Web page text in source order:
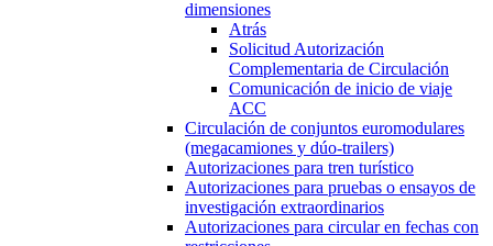
dimensiones
Atrás
Solicitud Autorización
Complementaria de Circulación
Comunicación de inicio de viaje
ACC
Circulación de conjuntos euromodulares
(megacamiones y dúo-trailers)
Autorizaciones para tren turístico
Autorizaciones para pruebas o ensayos de
investigación extraordinarios
Autorizaciones para circular en fechas con